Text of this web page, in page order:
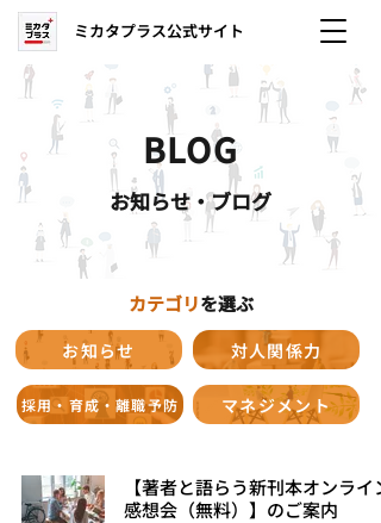
ミカタプラス公式サイト
BLOG
お知らせ・ブログ
カテゴリを選ぶ
お知らせ 対人関係力
採用・育成・離職予防 マネジメント
【著者と語らう新刊本オンライン
感想会（無料）】のご案内